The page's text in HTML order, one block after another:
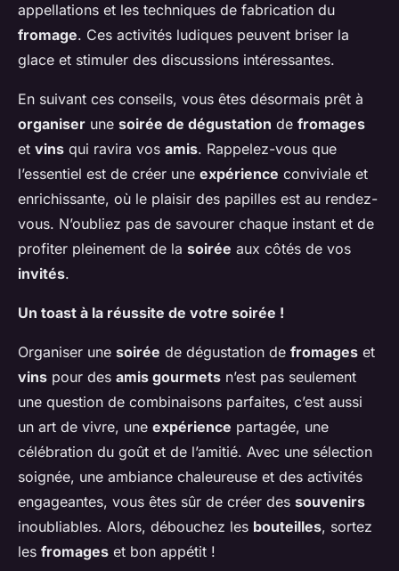
appellations et les techniques de fabrication du
fromage. Ces activités ludiques peuvent briser la
glace et stimuler des discussions intéressantes.
En suivant ces conseils, vous êtes désormais prêt à
organiser une soirée de dégustation de fromages
et vins qui ravira vos amis. Rappelez-vous que
l’essentiel est de créer une expérience conviviale et
enrichissante, où le plaisir des papilles est au rendez-
vous. N’oubliez pas de savourer chaque instant et de
profiter pleinement de la soirée aux côtés de vos
invités.
Un toast à la réussite de votre soirée !
Organiser une soirée de dégustation de fromages et
vins pour des amis gourmets n’est pas seulement
une question de combinaisons parfaites, c’est aussi
un art de vivre, une expérience partagée, une
célébration du goût et de l’amitié. Avec une sélection
soignée, une ambiance chaleureuse et des activités
engageantes, vous êtes sûr de créer des souvenirs
inoubliables. Alors, débouchez les bouteilles, sortez
les fromages et bon appétit !